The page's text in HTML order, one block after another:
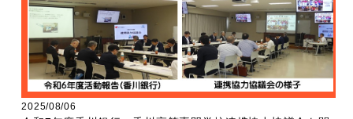
2025/08/06